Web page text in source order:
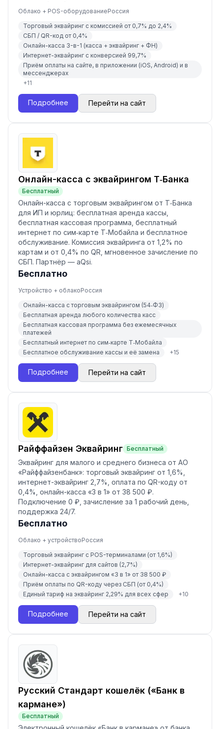
Облако + POS-оборудованиеРоссия
Торговый эквайринг с комиссией от 0,7% до 2,4%
СБП / QR-код от 0,4%
Онлайн-касса 3-в-1 (касса + эквайринг + ФН)
Интернет-эквайринг с конверсией 99,7%
Приём оплаты на сайте, в приложении (iOS, Android) и в
мессенджерах
+11
Подробнее Перейти на сайт
Онлайн-касса с эквайрингом Т‑Банка
Бесплатный
Онлайн-касса с торговым эквайрингом от Т‑Банка
для ИП и юрлиц: бесплатная аренда кассы,
бесплатная кассовая программа, бесплатный
интернет по сим‑карте Т‑Мобайла и бесплатное
обслуживание. Комиссия эквайринга от 1,2% по
картам и от 0,4% по QR, мгновенное зачисление по
СБП. Партнёр — aQsi.
Бесплатно
Устройство + облакоРоссия
Онлайн-касса с торговым эквайрингом (54‑ФЗ)
Бесплатная аренда любого количества касс
Бесплатная кассовая программа без ежемесячных
платежей
Бесплатный интернет по сим‑карте Т‑Мобайла
Бесплатное обслуживание кассы и её замена
+15
Подробнее Перейти на сайт
Райффайзен Эквайринг Бесплатный
Эквайринг для малого и среднего бизнеса от АО
«Райффайзенбанк»: торговый эквайринг от 1,6%,
интернет-эквайринг 2,7%, оплата по QR-коду от
0,4%, онлайн-касса «3 в 1» от 38 500 ₽.
Подключение 0 ₽, зачисление за 1 рабочий день,
поддержка 24/7.
Бесплатно
Облако + устройствоРоссия
Торговый эквайринг с POS-терминалами (от 1,6%)
Интернет-эквайринг для сайтов (2,7%)
Онлайн-касса с эквайрингом «3 в 1» от 38 500 ₽
Приём оплаты по QR-коду через СБП (от 0,4%)
Единый тариф на эквайринг 2,29% для всех сфер
+10
Подробнее Перейти на сайт
Русский Стандарт кошелёк («Банк в
кармане»)
Бесплатный